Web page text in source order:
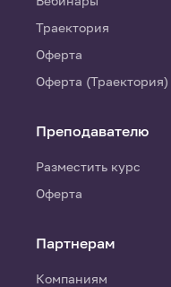
Траектория
Оферта
Оферта (Траектория)
Преподавателю
Разместить курс
Оферта
Партнерам
Компаниям